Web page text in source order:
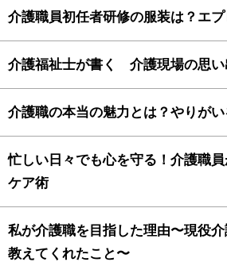
介護職員初任者研修の服装は？エプ
介護福祉士が書く 介護現場の思い
介護職の本当の魅力とは？やりが
忙しい日々でも心を守る！介護職
ケア術
私が介護職を目指した理由〜現役
教えてくれたこと〜